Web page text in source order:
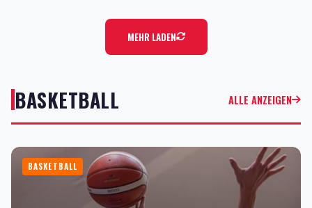
MEHR LADEN
BASKETBALL ALLE ANZEIGEN
BASKETBALL